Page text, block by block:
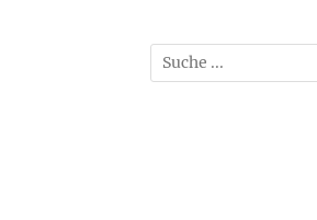
TU Braunschweig
Suchen
nach: